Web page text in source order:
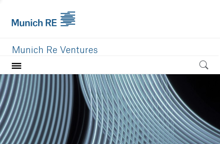
Munich Re Ventures
Home
Our value
Portfolio
Investment areas